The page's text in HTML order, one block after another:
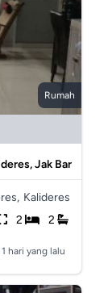
Rumah
Jak Bar
Kalideres
2 2
1 hari yang lalu